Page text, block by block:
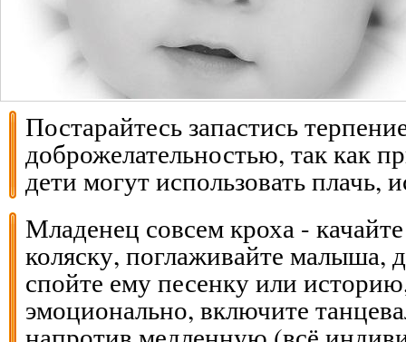
Постарайтесь запастись
доброжелательностью, так как
дети могут использовать плачь,
Младенец совсем кроха -
коляску, поглаживайте малыша,
спойте ему песенку или
эмоционально, включите